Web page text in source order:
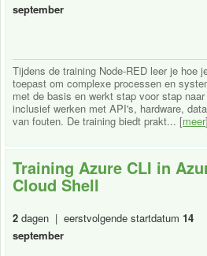
september
Tijdens de training Node-RED leer je hoe
toepast om complexe processen en
met de basis en werkt stap voor stap
inclusief werken met API's, hardware,
van fouten. De training biedt prakt... [meer]
Training Azure CLI in
Cloud Shell
2 dagen | eerstvolgende startdatum 14
september